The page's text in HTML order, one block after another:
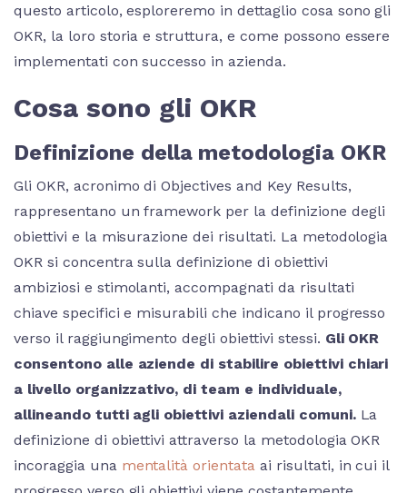
questo articolo, esploreremo in dettaglio cosa sono gli
OKR, la loro storia e struttura, e come possono essere
implementati con successo in azienda.
Cosa sono gli OKR
Definizione della metodologia OKR
Gli OKR, acronimo di Objectives and Key Results,
rappresentano un framework per la definizione degli
obiettivi e la misurazione dei risultati. La metodologia
OKR si concentra sulla definizione di obiettivi
ambiziosi e stimolanti, accompagnati da risultati
chiave specifici e misurabili che indicano il progresso
verso il raggiungimento degli obiettivi stessi. Gli OKR
consentono alle aziende di stabilire obiettivi chiari
a livello organizzativo, di team e individuale,
allineando tutti agli obiettivi aziendali comuni.La
definizione di obiettivi attraverso la metodologia OKR
incoraggia una mentalità orientata ai risultati, in cui il